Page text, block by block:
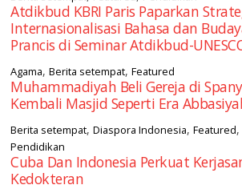
Atdikbud KBRI Paris Paparkan
Internasionalisasi Bahasa dan
Prancis di Seminar Atdikbud-
Agama,Berita setempat,Featured
Muhammadiyah Beli Gereja di
Kembali Masjid Seperti Era
Berita setempat,Diaspora Indonesia,Featured
Pendidikan
Cuba Dan Indonesia Perkuat
Kedokteran